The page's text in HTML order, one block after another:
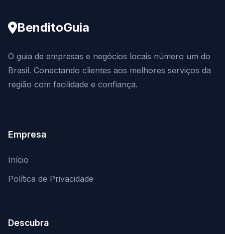
BenditoGuia
O guia de empresas e negócios locais número um do
Brasil. Conectando clientes aos melhores serviços da
região com facilidade e confiança.
Empresa
Início
Política de Privacidade
Descubra